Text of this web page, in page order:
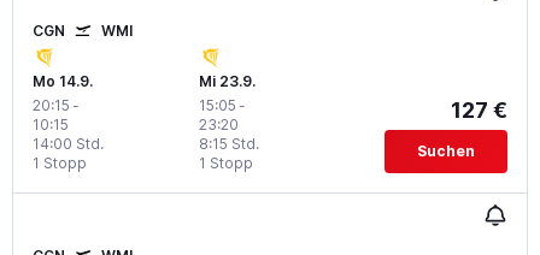
CGN WMI
Mo 14.9.
20:15 -
10:15
1 Stopp
14:00 Std.
Mi 23.9.
15:05 -
23:20
1 Stopp
8:15 Std.
127 €
Suchen